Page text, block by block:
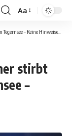
Aa
Hinweise auf Fremdverschulden
stirbt
–